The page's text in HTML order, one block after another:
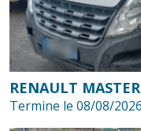
RENAULT
Termine le 08/08/